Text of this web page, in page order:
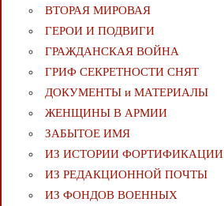
ВТОРАЯ МИРОВАЯ
ГЕРОИ И ПОДВИГИ
ГРАЖДАНСКАЯ ВОЙНА
ГРИФ СЕКРЕТНОСТИ СНЯТ
ДОКУМЕНТЫ и МАТЕРИАЛЫ
ЖЕНЩИНЫ В АРМИИ
ЗАБЫТОЕ ИМЯ
ИЗ ИСТОРИИ ФОРТИФИКАЦИИ
ИЗ РЕДАКЦИОННОЙ ПОЧТЫ
ИЗ ФОНДОВ ВОЕННЫХ